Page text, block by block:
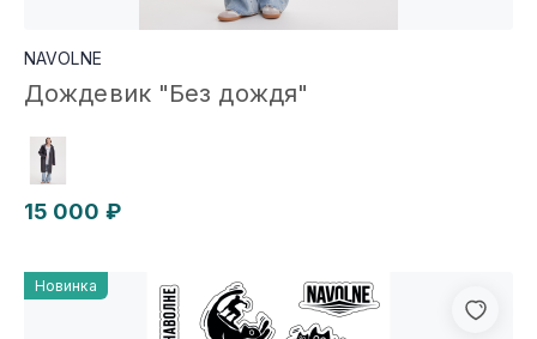
NAVOLNE
Дождевик "Без дождя"
15 000 ₽
Новинка